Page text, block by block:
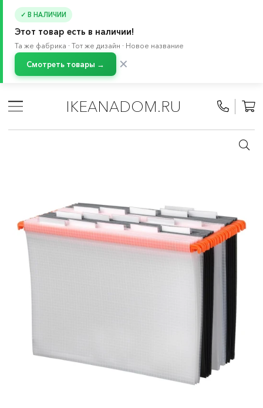
✓ В НАЛИЧИИ
Этот товар есть в наличии!
Та же фабрика · Тот же дизайн · Новое название
Смотреть товары → ✕
IKEANADOM.RU
Комоды и тумбы с ящиками / Тумбы с ящиками
Тумбы с ящиками для дома